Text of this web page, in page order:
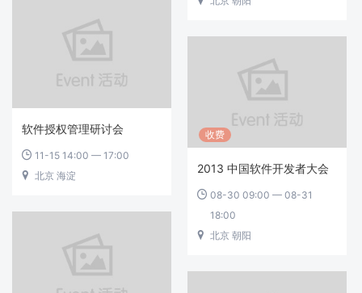
软件授权管理研讨会
 11-15 14:00 — 17:00
 北京 海淀
收费
2013 中国软件开发者大会
 08-30 09:00 — 08-31
18:00
 北京 朝阳